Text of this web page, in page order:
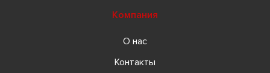
Компания
О нас
Контакты